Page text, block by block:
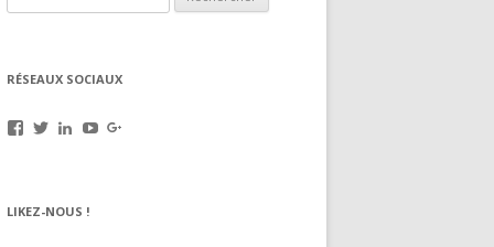
RÉSEAUX SOCIAUX
Voir
sur
Voir
sur
Voir
poirier-
Voir
LIKEZ-NOUS !